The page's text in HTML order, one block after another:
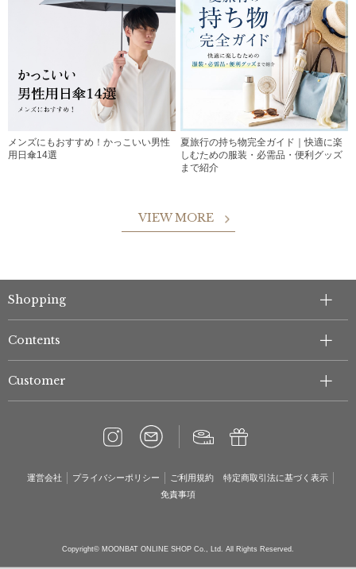
メンズにもおすすめ！かっこいい男性
用日傘14選
夏旅行の持ち物完全ガイド｜快適に楽
しむための服装・必需品・便利グッズ
まで紹介
VIEW MORE
Shopping
Contents
Customer
運営会社 プライバシーポリシー ご利用規約
特定商取引法に基づく表示
免責事項
Copyright© MOONBAT ONLINE SHOP Co., Ltd. All Rights Reserved.